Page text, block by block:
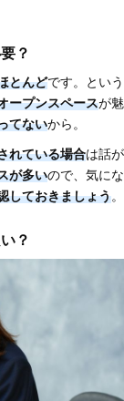
？
とんどです。という
ープンスペースが魅
てないから。
れている場合は話が
が多いので、気にな
しておきましょう。
？